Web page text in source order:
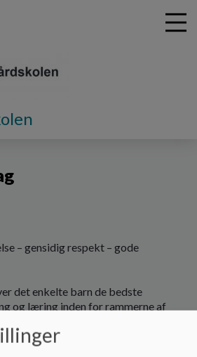
– gensidig respekt – gode
det enkelte barn de bedste
og læring inden for rammerne af